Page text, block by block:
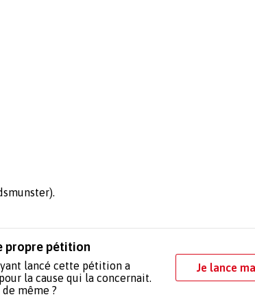
propre pétition
lancé cette pétition a
la cause qui la concernait.
même ?
Je lance